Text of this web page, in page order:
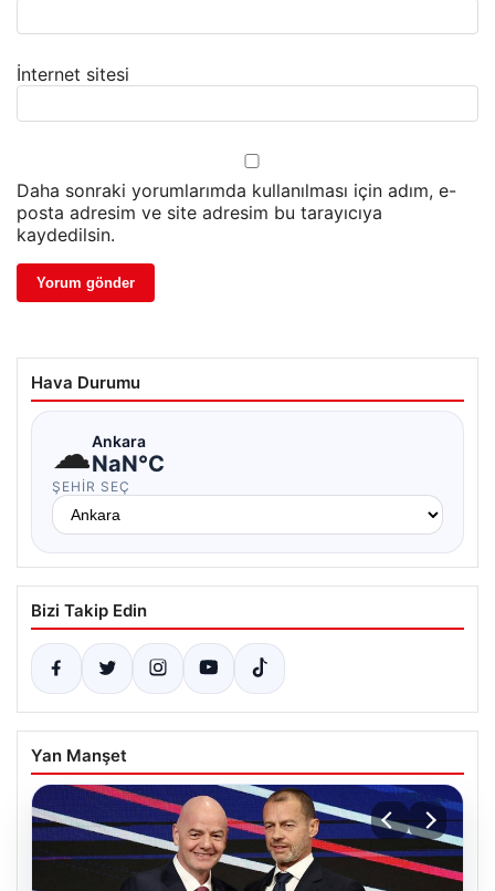
İnternet sitesi
Daha sonraki yorumlarımda kullanılması için adım, e-
posta adresim ve site adresim bu tarayıcıya
kaydedilsin.
Hava Durumu
☁Ankara
NaN°C
ŞEHIR SEÇ
Bizi Takip Edin
Yan Manşet